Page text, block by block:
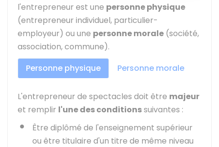
l'entrepreneur est une personne physique
(entrepreneur individuel, particulier-
employeur) ou une personne morale (société,
association, commune).
Personne physique
Personne morale
L'entrepreneur de spectacles doit être majeur
et remplir l'une des conditionssuivantes :
Être diplômé de l'enseignement supérieur
ou être titulaire d'un titre de même niveau